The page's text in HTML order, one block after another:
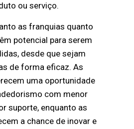
ou serviço.
as franquias quanto
potencial para serem
desde que sejam
de forma eficaz. As
uma oportunidade
com menor
suporte, enquanto as
a chance de inovar e